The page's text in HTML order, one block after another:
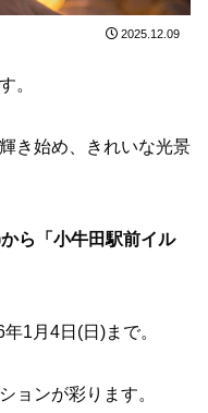
2025.12.09
。
き始め、きれいな光景
ら「小牛田駅前イル
1月4日(日)まで。
ョンが彩ります。